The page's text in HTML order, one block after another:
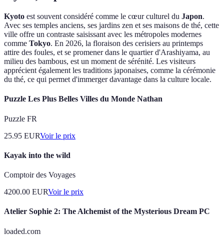
Kyoto est souvent considéré comme le cœur culturel du Japon.
Avec ses temples anciens, ses jardins zen et ses maisons de thé, cette
ville offre un contraste saisissant avec les métropoles modernes
comme Tokyo. En 2026, la floraison des cerisiers au printemps
attire des foules, et se promener dans le quartier d'Arashiyama, au
milieu des bambous, est un moment de sérénité. Les visiteurs
apprécient également les traditions japonaises, comme la cérémonie
du thé, ce qui permet d'immerger davantage dans la culture locale.
Puzzle Les Plus Belles Villes du Monde Nathan
Puzzle FR
25.95 EURVoir le prix
Kayak into the wild
Comptoir des Voyages
4200.00 EURVoir le prix
Atelier Sophie 2: The Alchemist of the Mysterious Dream PC
loaded.com